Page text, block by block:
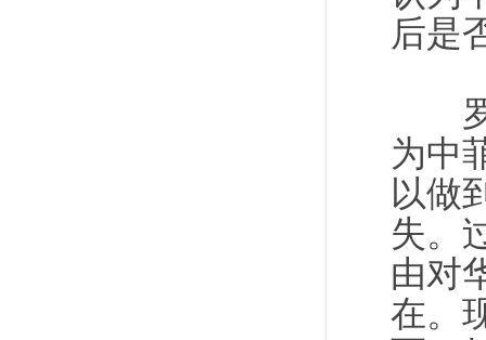
后是
罗
为中
以做
失。
由对
在。